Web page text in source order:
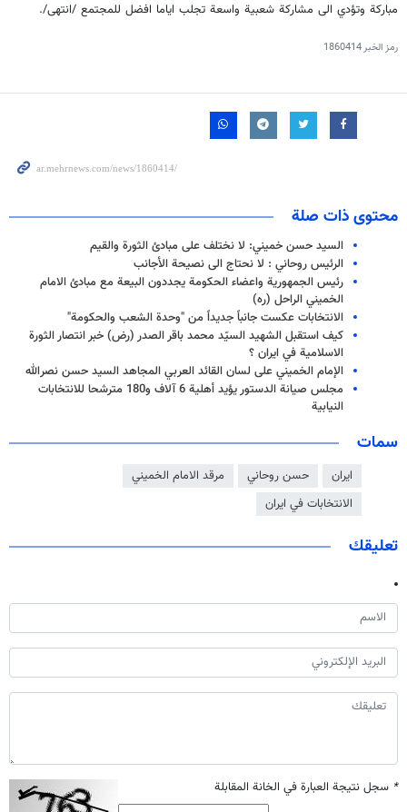
مباركة وتؤدي الى مشاركة شعبية واسعة تجلب اياما افضل للمجتمع /انتهى/.
رمز الخبر1860414
محتوى ذات صلة
السيد حسن خميني: لا نختلف على مبادئ الثورة والقيم
الرئيس روحاني : لا نحتاج الى نصيحة الأجانب
رئيس الجمهورية واعضاء الحكومة يجددون البيعة مع مبادئ الامام
الخميني الراحل (ره)
الانتخابات عكست جانباً جديداً من "وحدة الشعب والحكومة"
كيف استقبل الشهيد السيّد محمد باقر الصدر (رض) خبر انتصار الثورة
الاسلامية في ايران ؟
الإمام الخميني على لسان القائد العربي المجاهد السيد حسن نصرالله
مجلس صيانة الدستور يؤيد أهلية 6 آلاف و180 مترشحا للانتخابات
النيابية
سمات
ايران حسن روحاني
مرقد الامام الخميني
الانتخابات في ايران
تعليقك
* سجل نتيجة العبارة في الخانة المقابلة